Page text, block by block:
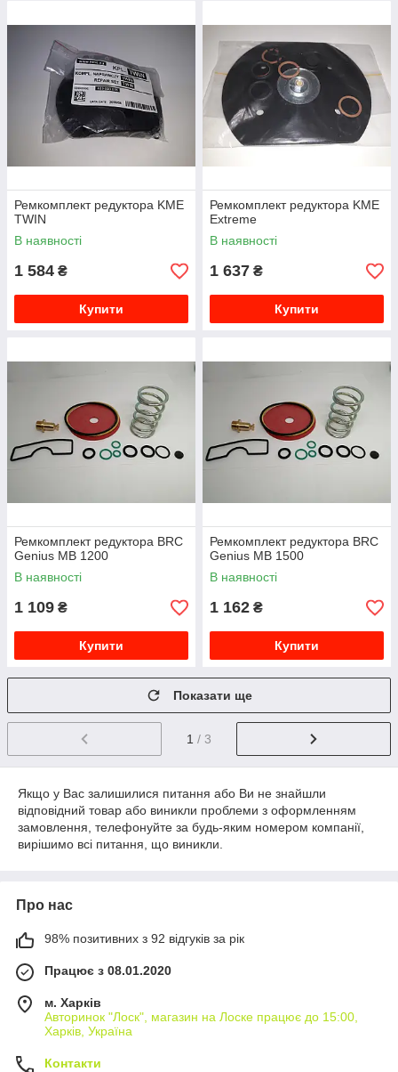
Ремкомплект редуктора KME
TWIN
В наявності
1 584 ₴
Купити
Ремкомплект редуктора KME
Extreme
В наявності
1 637 ₴
Купити
Ремкомплект редуктора BRC
Genius MB 1200
В наявності
1 109 ₴
Купити
Ремкомплект редуктора BRC
Genius MB 1500
В наявності
1 162 ₴
Купити
Показати ще
1 / 3
Якщо у Вас залишилися питання або Ви не знайшли
відповідний товар або виникли проблеми з оформленням
замовлення, телефонуйте за будь-яким номером компанії,
вирішимо всі питання, що виникли.
Про нас
98% позитивних з 92 відгуків за рік
Працює з 08.01.2020
м. Харків
Авторинок "Лоск", магазин на Лоске працює до 15:00,
Харків, Україна
Контакти